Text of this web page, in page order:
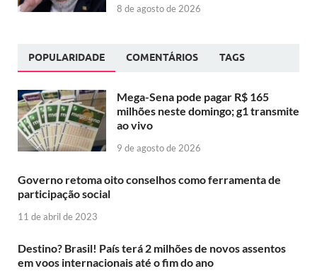
8 de agosto de 2026
POPULARIDADE COMENTÁRIOS TAGS
Mega-Sena pode pagar R$ 165
milhões neste domingo; g1 transmite
ao vivo
9 de agosto de 2026
Governo retoma oito conselhos como ferramenta de
participação social
11 de abril de 2023
Destino? Brasil! País terá 2 milhões de novos assentos
em voos internacionais até o fim do ano